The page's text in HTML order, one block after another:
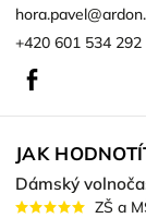
hora.pavel@
+420 601 534 292
JAK
Dámský
ZŠ a